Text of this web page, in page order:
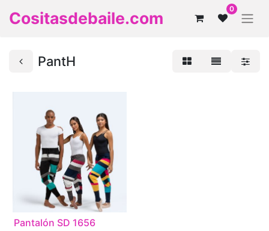
Cositasdebaile.com 0
PantH
Pantalón SD 1656